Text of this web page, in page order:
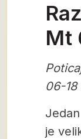
Mt
06-
je